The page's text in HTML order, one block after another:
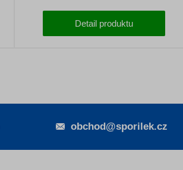
Detail produktu
obchod@sporilek.cz